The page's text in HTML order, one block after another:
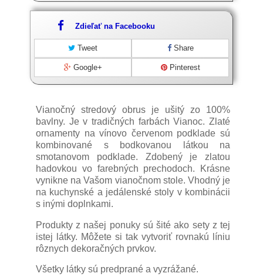
Zdieľať na Facebooku
Tweet Share
Google+ Pinterest
Vianočný stredový obrus je ušitý zo 100%
bavlny. Je v tradičných farbách Vianoc. Zlaté
ornamenty na vínovo červenom podklade sú
kombinované s bodkovanou látkou na
smotanovom podklade. Zdobený je zlatou
hadovkou vo farebných prechodoch. Krásne
vynikne na Vašom vianočnom stole. Vhodný je
na kuchynské a jedálenské stoly v kombinácii
s inými doplnkami.
Produkty z našej ponuky sú šité ako sety z tej
istej látky. Môžete si tak vytvoriť rovnakú líniu
rôznych dekoračných prvkov.
Všetky látky sú predprané a vyzrážané.